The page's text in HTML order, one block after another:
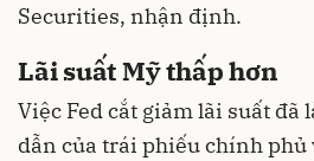
Securities, nhận định.
Lãi suất Mỹ thấp hơn
Việc Fed cắt giảm lãi suất đã
dẫn của trái phiếu chính